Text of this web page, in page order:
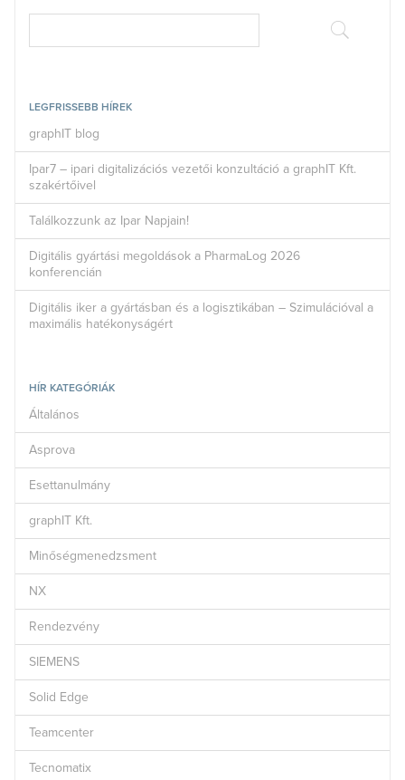
LEGFRISSEBB HÍREK
graphIT blog
Ipar7 – ipari digitalizációs vezetői konzultáció a graphIT Kft.
szakértőivel
Találkozzunk az Ipar Napjain!
Digitális gyártási megoldások a PharmaLog 2026
konferencián
Digitális iker a gyártásban és a logisztikában – Szimulációval a
maximális hatékonyságért
HÍR KATEGÓRIÁK
Általános
Asprova
Esettanulmány
graphIT Kft.
Minőségmenedzsment
NX
Rendezvény
SIEMENS
Solid Edge
Teamcenter
Tecnomatix